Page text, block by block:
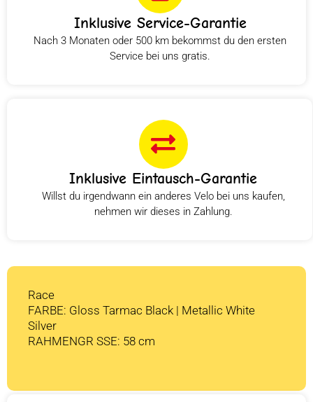
Inklusive Service-Garantie
Nach 3 Monaten oder 500 km bekommst du den ersten
Service bei uns gratis.
Inklusive Eintausch-Garantie
Willst du irgendwann ein anderes Velo bei uns kaufen,
nehmen wir dieses in Zahlung.
Race
FARBE: Gloss Tarmac Black | Metallic White
Silver
RAHMENGR SSE: 58 cm